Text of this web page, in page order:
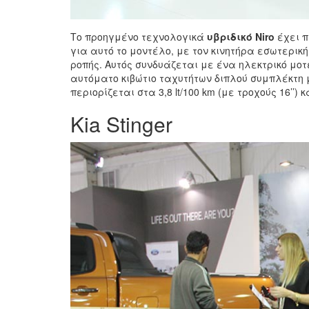
Το προηγμένο τεχνολογικά υβριδικό Niro έχει
για αυτό το μοντέλο, με τον κινητήρα
ροπής. Αυτός συνδυάζεται με ένα ηλεκτρικό
αυτόματο κιβώτιο ταχυτήτων διπλού
περιορίζεται στα 3,8 lt/100 km (με τροχούς 16’’)
Kia Stinger